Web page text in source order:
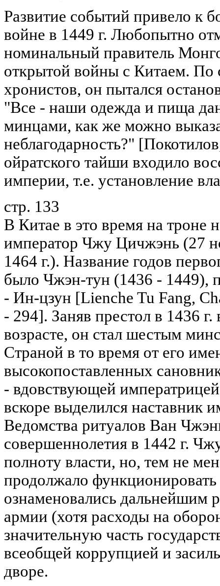
Развитие событий привело к
войне в 1449 г. Любопытно
номинальный правитель
открытой войны с Китаем.
хронистов, он пытался
"Все - наши одежда и пища
минцами, как же можно
неблагодарность?"
ойратского тайши входило
империи, т.е. установление
стр. 133
В Китае в это время на троне
император Чжу Цичжэнь (27
1464 г.). Название годов
было Чжэн-тун (1436 - 1449),
- Ин-цзун [Lienche Tu Fang,
- 294]. Заняв престол в 1436
возрасте, он стал шестым
Страной в то время от его
высокопоставленных
- вдовствующей
вскоре выделился наставник
Ведомства ритуалов Ван
совершеннолетия в 1442 г.
полноту власти, но, тем не
продолжало
ознаменовались дальнейшим
армии (хотя расходы на
значительную часть
всеобщей коррупцией и
дворе.